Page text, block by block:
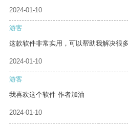
2024-01-10
游客
这款软件非常实用，可以帮助我解决很多
2024-01-10
游客
我喜欢这个软件 作者加油
2024-01-10